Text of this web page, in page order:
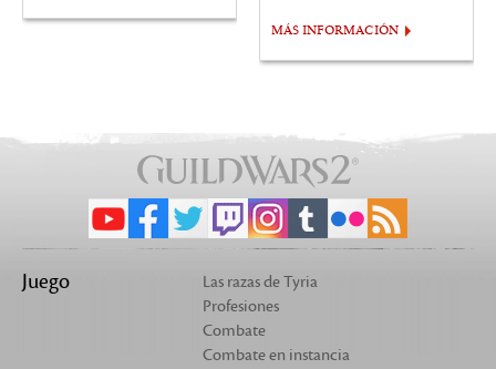
MÁS INFORMACIÓN
Juego
Las razas de Tyria
Profesiones
Combate
Combate en instancia